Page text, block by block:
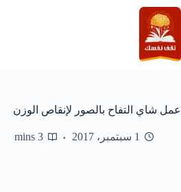
التجاوز
إلى
المحتوى
عمل شاي التفاح بالصور لإنقاص الوزن
1 سبتمبر، 2017 3 mins